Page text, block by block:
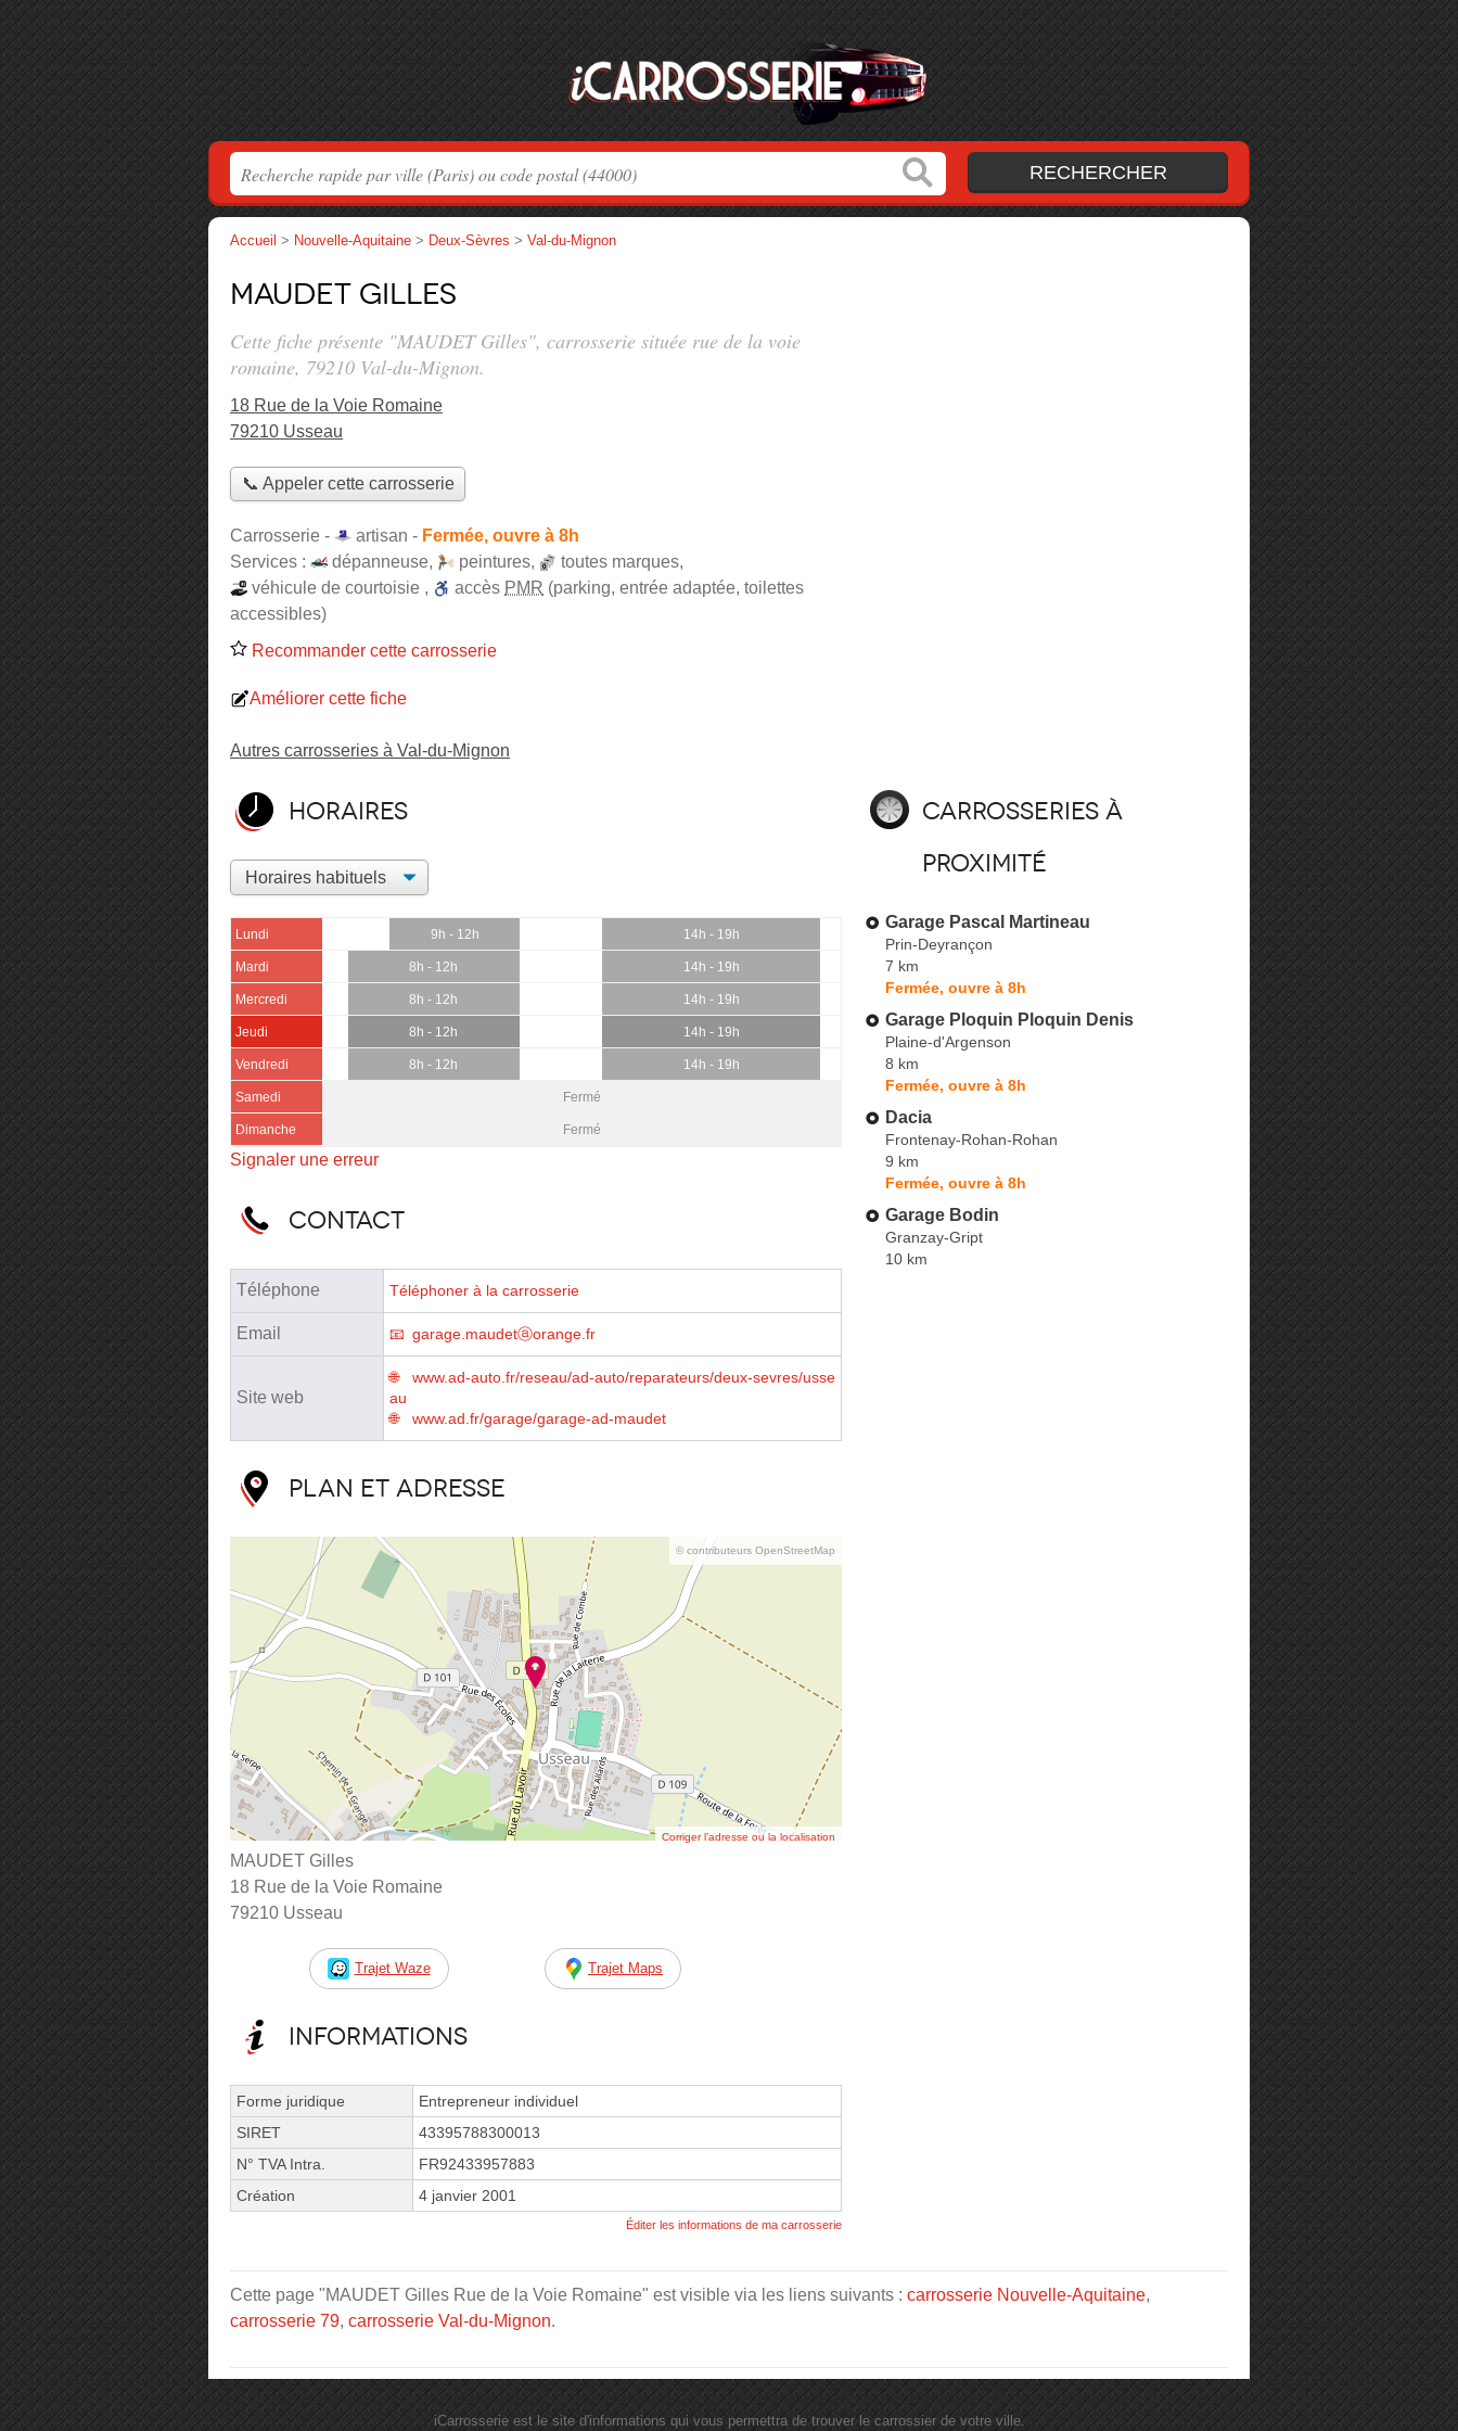
Accueil > Nouvelle-Aquitaine > Deux-Sèvres > Val-du-Mignon
MAUDET Gilles
Cette fiche présente "MAUDET Gilles", carrosserie située rue de la voie
romaine, 79210 Val-du-Mignon.
18 Rue de la Voie Romaine
79210 Usseau
📞 Appeler cette carrosserie
Carrosserie - artisan - Fermée, ouvre à 8h
Services :
dépanneuse, peintures, toutes marques,
véhicule de courtoisie , accès PMR (parking, entrée adaptée, toilettes
accessibles)
Recommander cette carrosserie
Améliorer cette fiche
Autres carrosseries à Val-du-Mignon
Horaires
Lundi 9h - 12h 14h - 19h
Mardi 8h - 12h 14h - 19h
Mercredi 8h - 12h 14h - 19h
Jeudi 8h - 12h 14h - 19h
Vendredi 8h - 12h 14h - 19h
Samedi Fermé
Dimanche Fermé
Signaler une erreur
Contact
Téléphone Téléphoner à la carrosserie
Email garage.maudetⓐorange.fr
Site web
www.ad-auto.fr/reseau/ad-auto/reparateurs/deux-sevres/usse
au
www.ad.fr/garage/garage-ad-maudet
Plan et adresse
© contributeurs OpenStreetMap
Corriger l’adresse ou la localisation
MAUDET Gilles
18 Rue de la Voie Romaine
79210 Usseau
Trajet Waze Trajet Maps
Informations
Forme juridique
Entrepreneur individuel
SIRET
43395788300013
N° TVA Intra.
FR92433957883
Création
4 janvier 2001
Éditer les informations de ma carrosserie
Carrosseries à
proximité
Garage Pascal Martineau
Prin-Deyrançon
7 km
Fermée, ouvre à 8h
Garage Ploquin Ploquin Denis
Plaine-d'Argenson
8 km
Fermée, ouvre à 8h
Dacia
Frontenay-Rohan-Rohan
9 km
Fermée, ouvre à 8h
Garage Bodin
Granzay-Gript
10 km
Cette page "MAUDET Gilles Rue de la Voie Romaine" est visible via les liens suivants : carrosserie Nouvelle-Aquitaine,
carrosserie 79, carrosserie Val-du-Mignon.
iCarrosserie est le site d'informations qui vous permettra de trouver le carrossier de votre ville.